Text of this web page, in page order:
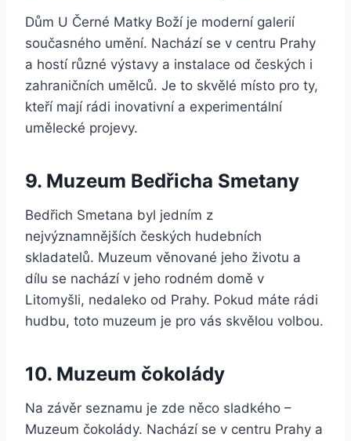
Dům U Černé Matky Boží je moderní galerií
současného umění. Nachází se v centru Prahy
a hostí různé výstavy a instalace od českých i
zahraničních umělců. Je to skvělé místo pro ty,
kteří mají rádi inovativní a experimentální
umělecké projevy.
9. Muzeum Bedřicha Smetany
Bedřich Smetana byl jedním z
nejvýznamnějších českých hudebních
skladatelů. Muzeum věnované jeho životu a
dílu se nachází v jeho rodném domě v
Litomyšli, nedaleko od Prahy. Pokud máte rádi
hudbu, toto muzeum je pro vás skvělou volbou.
10. Muzeum čokolády
Na závěr seznamu je zde něco sladkého –
Muzeum čokolády. Nachází se v centru Prahy a